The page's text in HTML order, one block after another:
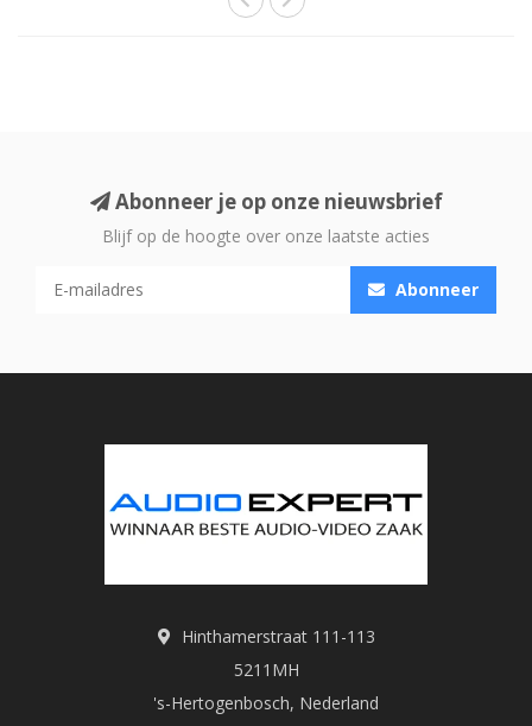
Abonneer je op onze nieuwsbrief
Blijf op de hoogte over onze laatste acties
Abonneer
Hinthamerstraat 111-113
5211MH
's-Hertogenbosch, Nederland